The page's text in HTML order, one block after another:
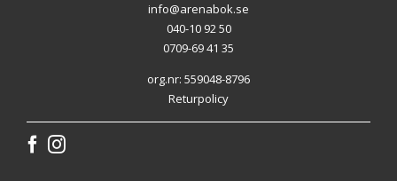
info@arenabok.se
040-10 92 50
0709-69 41 35
org.nr: 559048-8796
Returpolicy